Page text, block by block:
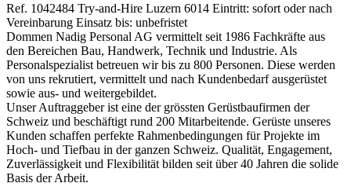
Ref. 1042484 Try-and-Hire Luzern 6014 Eintritt: sofort oder nach
Vereinbarung Einsatz bis: unbefristet
Dommen Nadig Personal AG vermittelt seit 1986 Fachkräfte aus
den Bereichen Bau, Handwerk, Technik und Industrie. Als
Personalspezialist betreuen wir bis zu 800 Personen. Diese werden
von uns rekrutiert, vermittelt und nach Kundenbedarf ausgerüstet
sowie aus- und weitergebildet.
Unser Auftraggeber ist eine der grössten Gerüstbaufirmen der
Schweiz und beschäftigt rund 200 Mitarbeitende. Gerüste unseres
Kunden schaffen perfekte Rahmenbedingungen für Projekte im
Hoch- und Tiefbau in der ganzen Schweiz. Qualität, Engagement,
Zuverlässigkeit und Flexibilität bilden seit über 40 Jahren die solide
Basis der Arbeit.